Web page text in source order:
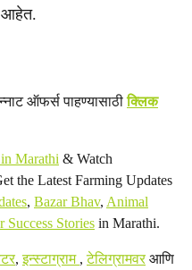
आहेत.
ऑफर्स पाहण्यासाठीक्लिक
Marathi & Watch
the Latest Farming Updates
, Bazar Bhav, Animal
Success Stories in Marathi.
,इन्स्टाग्राम ,टेलिग्रामवरआणि